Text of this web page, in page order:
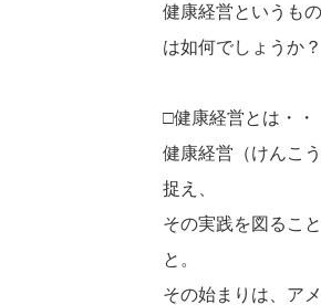
健康経営というも
は如何でしょうか？
□健康経営とは・・
健康経営（けんこ
捉え、
その実践を図るこ
と。
その始まりは、ア